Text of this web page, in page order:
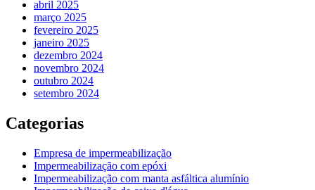
abril 2025
março 2025
fevereiro 2025
janeiro 2025
dezembro 2024
novembro 2024
outubro 2024
setembro 2024
Categorias
Empresa de impermeabilização
Impermeabilização com epóxi
Impermeabilização com manta asfáltica alumínio